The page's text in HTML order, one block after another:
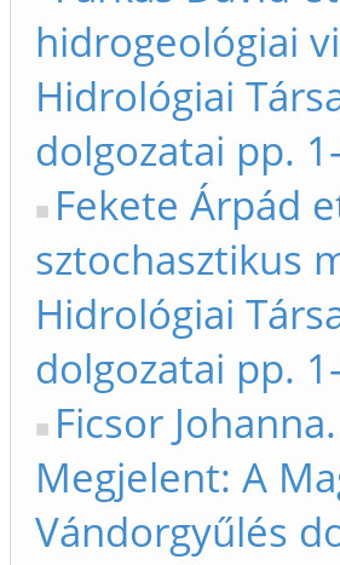
hidrogeológiai
Hidrológiai
dolgozatai pp.
Fekete Árpád
sztochasztikus
Hidrológiai
dolgozatai pp.
Ficsor
Megjelent: A
Vándorgyűlés